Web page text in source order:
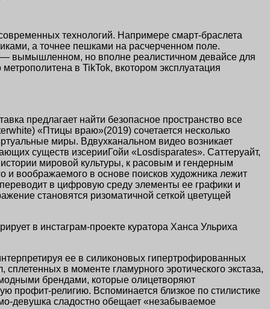
технологий. Напримере смарт-браслета
а точнее пешками на расчерченном поле.
— вымышленном, но вполне реалистичном девайсе для
в TikTok, вкотором эксплуатация
предлагает найти безопасное пространство все
«Птицы враю»(2019) сочетается несколько
миры. Вдвухканальном видео возникает
существ изсерииГойи «Losdisparates». Саттеруайт,
мировой культуры, к расовым и гендерным
и воображаемого в основе поисков художника лежит
в цифровую среду элементы ее графики и
становятся ризоматичной сеткой цветущей
в инстаграм-проекте куратора Ханса Ульриха
ее в силиконовых гипертрофированных
в моменте гламурного эротического экстаза,
брендами, которые олицетворяют
профит-религию. Вспоминается близкое по стилистике
девушка сладостно обещает «незабываемое